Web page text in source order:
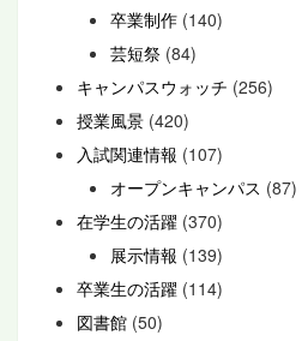
卒業制作 (140)
芸短祭 (84)
キャンパスウォッチ (256)
授業風景 (420)
入試関連情報 (107)
オープンキャンパス (87)
在学生の活躍 (370)
展示情報 (139)
卒業生の活躍 (114)
図書館 (50)